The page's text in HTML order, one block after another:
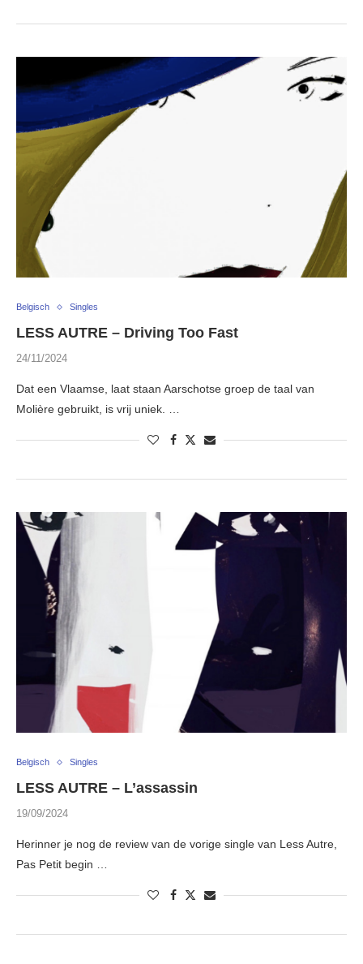
Belgisch Singles
LESS AUTRE – Driving Too Fast
24/11/2024
Dat een Vlaamse, laat staan Aarschotse groep de taal van
Molière gebruikt, is vrij uniek. …
Belgisch Singles
LESS AUTRE – L’assassin
19/09/2024
Herinner je nog de review van de vorige single van Less Autre,
Pas Petit begin …